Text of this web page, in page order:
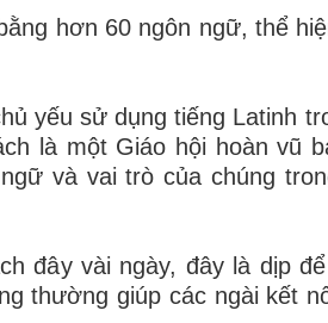
hơn 60 ngôn ngữ, thể
yếu sử dụng tiếng Latinh
là một Giáo hội hoàn vũ
và vai trò của chúng
đây vài ngày, đây là dịp
thường giúp các ngài kết